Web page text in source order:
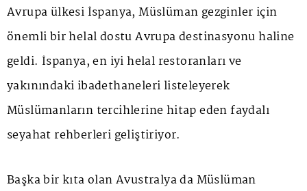
Avrupa ülkesi İspanya, Müslüman gezginler için
önemli bir helal dostu Avrupa destinasyonu haline
geldi. İspanya, en iyi helal restoranları ve
yakınındaki ibadethaneleri listeleyerek
Müslümanların tercihlerine hitap eden faydalı
seyahat rehberleri geliştiriyor.
Başka bir kıta olan Avustralya da Müslüman